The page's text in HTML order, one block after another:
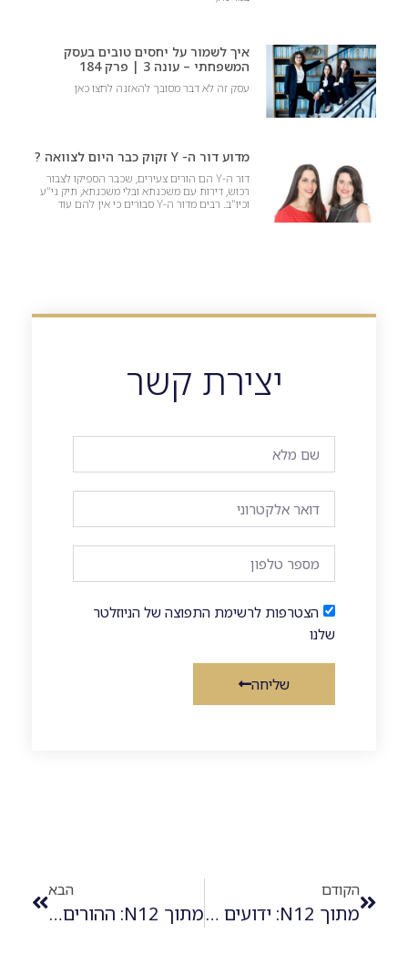
איך לשמור על יחסים טובים בעסק
המשפחתי – עונה 3 | פרק 184
עסק זה לא דבר מסובך להאזנה לחצו כאן
מדוע דור ה- Y זקוק כבר היום לצוואה ?
דור ה-Y הם הורים צעירים, שכבר הספיקו לצבור
רכוש, דירות עם משכנתא ובלי משכנתא, תיק ני"ע
וכיו"ב. רבים מדור ה-Y סבורים כי אין להם עוד
יצירת קשר
הצטרפות לרשימת התפוצה של הניוזלטר
שלנו
שליחה
הקודם
מתוך N12: ידועים בציבור צריכים לחתום על הסכם ממון?
הבא
מתוך N12: ההורים הלוו כסף לבתם, הבעל השתמש בו למימון הליך גירושין